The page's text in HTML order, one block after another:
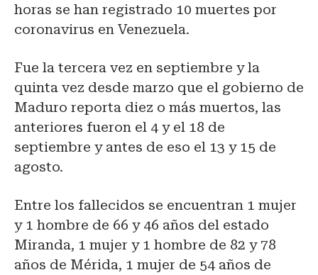
horas se han registrado 10 muertes por
coronavirus en Venezuela.
Fue la tercera vez en septiembre y la
quinta vez desde marzo que el gobierno de
Maduro reporta diez o más muertos, las
anteriores fueron el 4 y el 18 de
septiembre y antes de eso el 13 y 15 de
agosto.
Entre los fallecidos se encuentran 1 mujer
y 1 hombre de 66 y 46 años del estado
Miranda, 1 mujer y 1 hombre de 82 y 78
años de Mérida, 1 mujer de 54 años de